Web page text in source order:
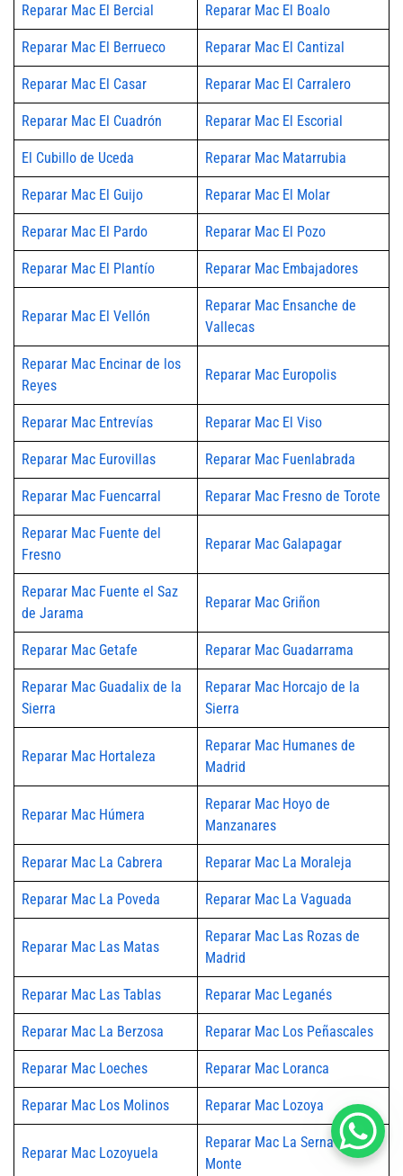
Reparar Mac El Bercial Reparar Mac El Boalo
Reparar Mac El Berrueco Reparar Mac El Cantizal
Reparar Mac El Casar Reparar Mac El Carralero
Reparar Mac El Cuadrón Reparar Mac El Escorial
El Cubillo de Uceda Reparar Mac Matarrubia
Reparar Mac El Guijo Reparar Mac El Molar
Reparar Mac El Pardo Reparar Mac El Pozo
Reparar Mac El Plantío Reparar Mac Embajadores
Reparar Mac El Vellón
Reparar Mac Ensanche de
Vallecas
Reparar Mac Encinar de los
Reyes
Reparar Mac Europolis
Reparar Mac Entrevías Reparar Mac El Viso
Reparar Mac Eurovillas Reparar Mac Fuenlabrada
Reparar Mac Fuencarral Reparar Mac Fresno de Torote
Reparar Mac Fuente del
Fresno
Reparar Mac Galapagar
Reparar Mac Fuente el Saz
de Jarama
Reparar Mac Griñon
Reparar Mac Getafe Reparar Mac Guadarrama
Reparar Mac Guadalix de la
Sierra
Reparar Mac Horcajo de la
Sierra
Reparar Mac Hortaleza
Reparar Mac Humanes de
Madrid
Reparar Mac Húmera
Reparar Mac Hoyo de
Manzanares
Reparar Mac La Cabrera Reparar Mac La Moraleja
Reparar Mac La Poveda Reparar Mac La Vaguada
Reparar Mac Las Matas
Reparar Mac Las Rozas de
Madrid
Reparar Mac Las Tablas Reparar Mac Leganés
Reparar Mac La Berzosa Reparar Mac Los Peñascales
Reparar Mac Loeches Reparar Mac Loranca
Reparar Mac Los Molinos Reparar Mac Lozoya
Reparar Mac Lozoyuela
Reparar Mac La Serna del
Monte